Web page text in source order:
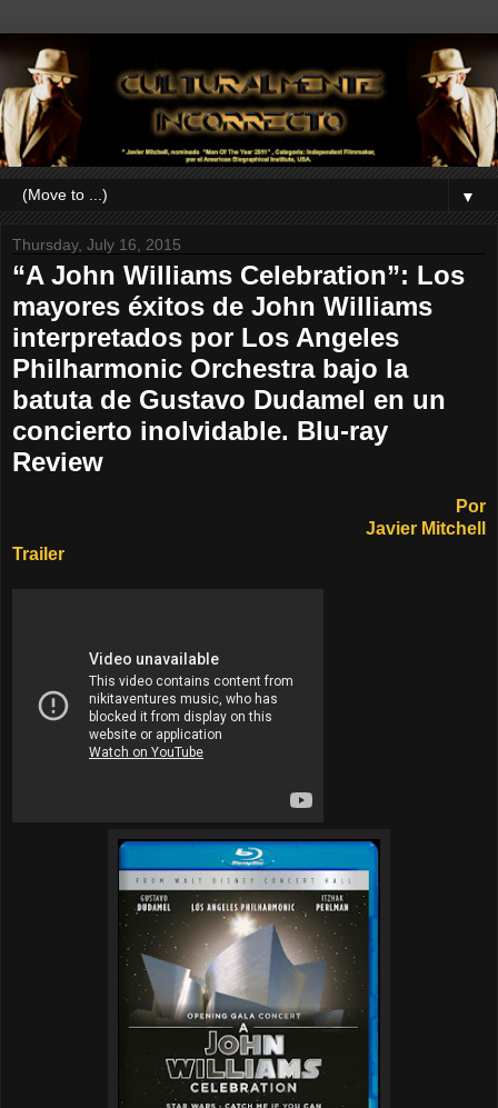
▼
Thursday, July 16, 2015
“A John Williams Celebration”: Los
mayores éxitos de John Williams
interpretados por Los Angeles
Philharmonic Orchestra bajo la
batuta de Gustavo Dudamel en un
concierto inolvidable. Blu-ray
Review
Por
Javier Mitchell
Trailer